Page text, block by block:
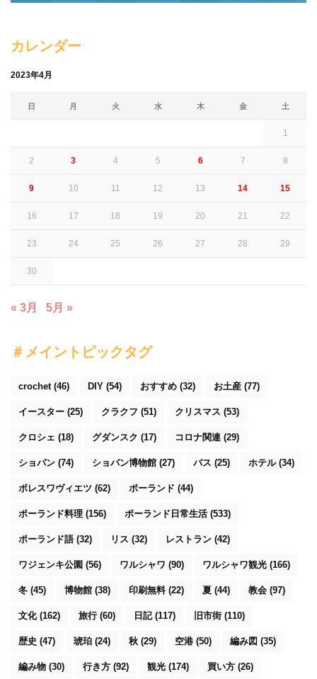
カレンダー
2023年4月
日 月 火 水 木 金 土
1
2 3 4 5 6 7 8
9 10 11 12 13 14 15
16 17 18 19 20 21 22
23 24 25 26 27 28 29
30
« 3月 5月 »
＃メイントピックタグ
crochet (46) DIY (54) おすすめ (32) お土産 (77)
イースター (25) クラクフ (51) クリスマス (53)
クロシェ (18) グダンスク (17) コロナ関連 (29)
ショパン (74) ショパン博物館 (27) バス (25) ホテル(34)
ボレスワヴィエツ (62) ポーランド (44)
ポーランド料理 (156) ポーランド日常生活(533)
ポーランド語(32) リス (32) レストラン (42)
ワジェンキ公園 (56) ワルシャワ (90) ワルシャワ観光 (166)
冬 (45) 博物館 (38) 印刷無料(22) 夏 (44) 教会 (97)
文化(162) 旅行 (60) 日記(117) 旧市街 (110)
歴史 (47) 琥珀 (24) 秋 (29) 空港 (50) 編み図 (35)
編み物 (30) 行き方 (92) 観光 (174) 買い方 (26)